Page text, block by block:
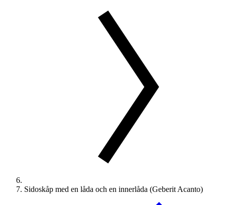
Sidoskåp med en låda och en innerlåda (Geberit Acanto)